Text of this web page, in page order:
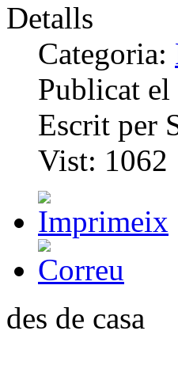
Detalls
Categoria:
Publicat el
Escrit per
Vist: 1062
des de casa